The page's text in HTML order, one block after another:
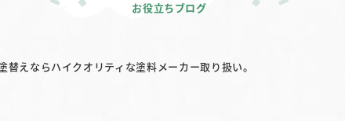
お役立ちブログ
替えならハイクオリティな塗料メーカー取り扱い。